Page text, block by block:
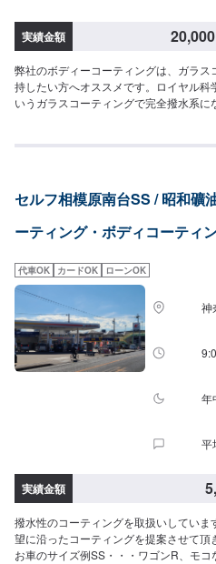
実績金額 20,000
弊社のボディーコーティングは、ガラ
持したい方へオススメです。ロイヤル科
いうガラスコーティングで完全撥水系
セルフ相模原南台SS / 昭和礦
ーティング・ボディコーティ
代車OK カードOK ローンOK
神
年
平
実績金額
撥水性のコーティングを取扱いしてい
望に沿ったコーティングを提案させて頂
お車のサイズ例SS・・・ワゴンR、モ